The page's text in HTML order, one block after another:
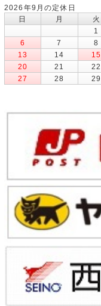
2026年9月の定休日
日
月 火
1
6
7 8
13
14 15
20
21 22
27
28 29